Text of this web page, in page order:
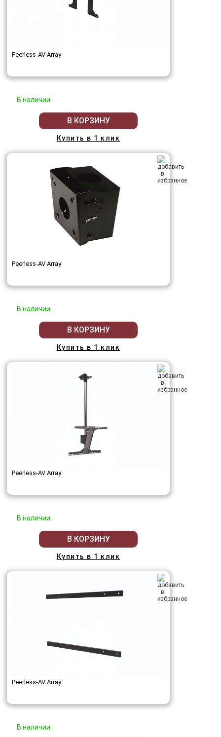
Peerless-AV Array
В наличии
В КОРЗИНУ
Купить в 1 клик
Peerless-AV Array
В наличии
В КОРЗИНУ
Купить в 1 клик
Peerless-AV Array
В наличии
В КОРЗИНУ
Купить в 1 клик
Peerless-AV Array
В наличии